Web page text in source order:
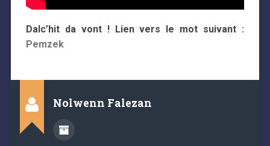
Dalc’hit da vont ! Lien vers le mot suivant :
Pemzek
Nolwenn Falezan